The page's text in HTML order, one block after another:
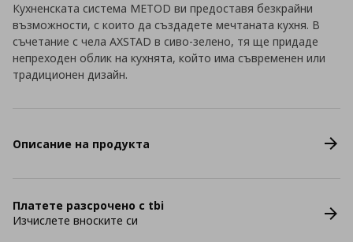
Кухненската система METOD ви предоставя безкрайни
възможности, с които да създадете мечтаната кухня. В
съчетание с чела AXSTAD в сиво-зелено, тя ще придаде
непреходен облик на кухнята, който има съвременен или
традиционен дизайн.
Описание на продукта
Платете разсрочено с tbi
Изчислете вноските си